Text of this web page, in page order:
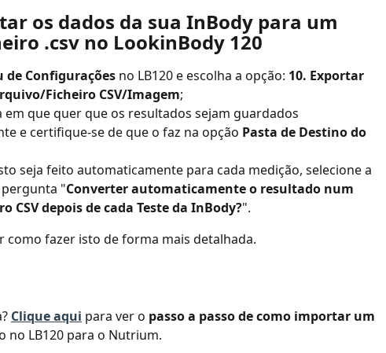
os dados da sua InBody para um
.csv no LookinBody 120
de Configurações no LB120 e escolha a opção: 10. Exportar
Ficheiro CSV/Imagem;
em que quer que os resultados sejam guardados
e certifique-se de que o faz na opção Pasta de Destino do
seja feito automaticamente para cada medição, selecione a
"Converter automaticamente o resultado num
CSV depois de cada Teste da InBody?".
como fazer isto de forma mais detalhada.
Clique aqui para ver o passo a passode como importar um
no LB120 para o Nutrium.